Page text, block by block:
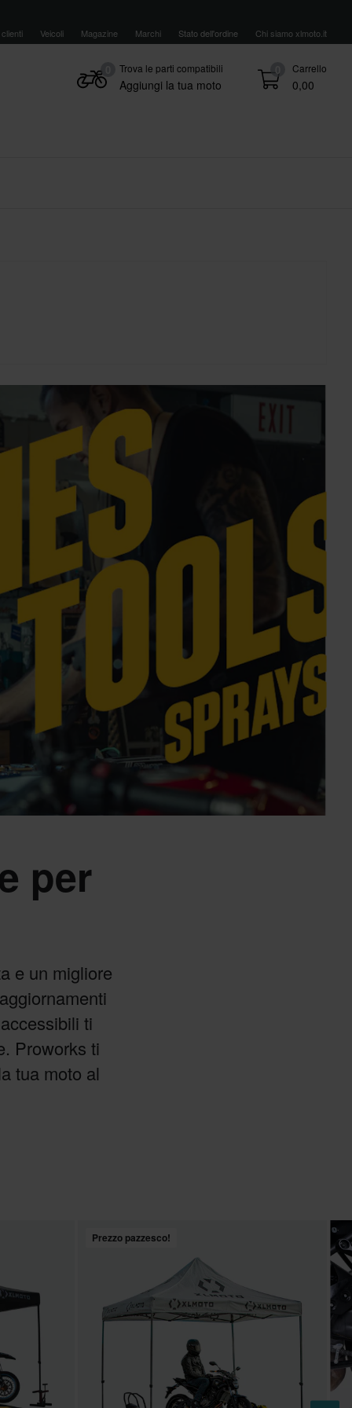
Veicoli Magazine Marchi Stato dell'ordine Chi siamo xlmoto.it
0 Carrello
0,00
Trova le parti compatibili
Aggiungi la tua moto
per
e un migliore
ti
Proworks ti
tua moto al
Prezzo pazzesco!